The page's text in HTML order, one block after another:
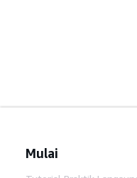
Mulai